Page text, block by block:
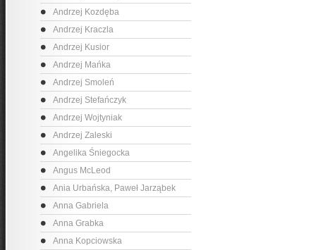
Andrzej Kozdęba
Andrzej Kraczla
Andrzej Kusior
Andrzej Mańka
Andrzej Smoleń
Andrzej Stefańczyk
Andrzej Wojtyniak
Andrzej Zaleski
Angelika Śniegocka
Angus McLeod
Ania Urbańska, Paweł Jarząbek
Anna Gabriela
Anna Grabka
Anna Kopciowska